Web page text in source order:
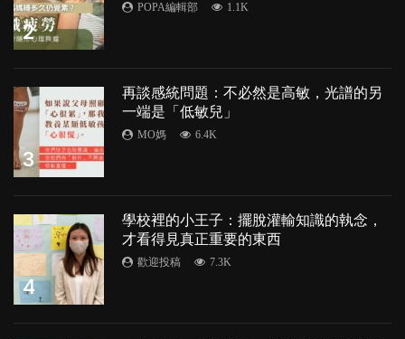
2
POPA編輯部 1.1K
3
再談感統問題：不必然是高敏，光譜的另
一端是「低敏兒」
MO媽 6.4K
4
學校裡的小王子：擺脫灌輸知識的執念，
才看得見真正重要的東西
歡迎投稿 7.3K